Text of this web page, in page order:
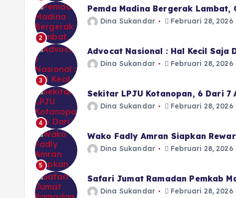
2
Pemda Madina Bergerak Lambat,
Dina Sukandar Februari 28, 2026
3
Advocat Nasional : Hal Kecil Saja
Dina Sukandar Februari 28, 2026
4
Sekitar LPJU Kotanopan, 6 Dari 7
Dina Sukandar Februari 28, 2026
5
Wako Fadly Amran Siapkan
Dina Sukandar Februari 28, 2026
Safari Jumat Ramadan Pemkab
Dina Sukandar Februari 28, 2026